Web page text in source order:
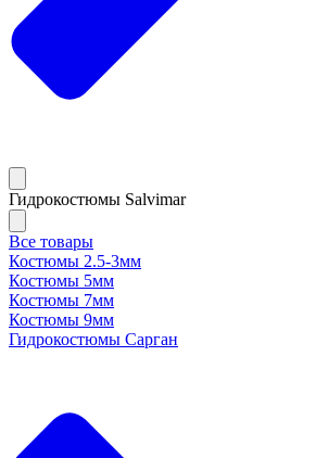
Гидрокостюмы Salvimar
Все товары
Костюмы 2.5-3мм
Костюмы 5мм
Костюмы 7мм
Костюмы 9мм
Гидрокостюмы Сарган